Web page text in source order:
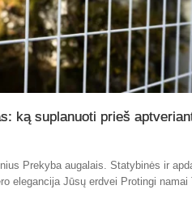
ką suplanuoti prieš
Prekyba augalais. Statybinės ir
elegancija Jūsų erdvei Protingi namai